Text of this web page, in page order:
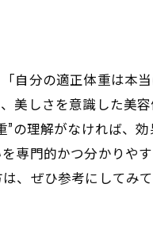
自分の適正体重は本
美しさを意識した美
の理解がなければ、
専門的かつ分かりや
、ぜひ参考にしてみて